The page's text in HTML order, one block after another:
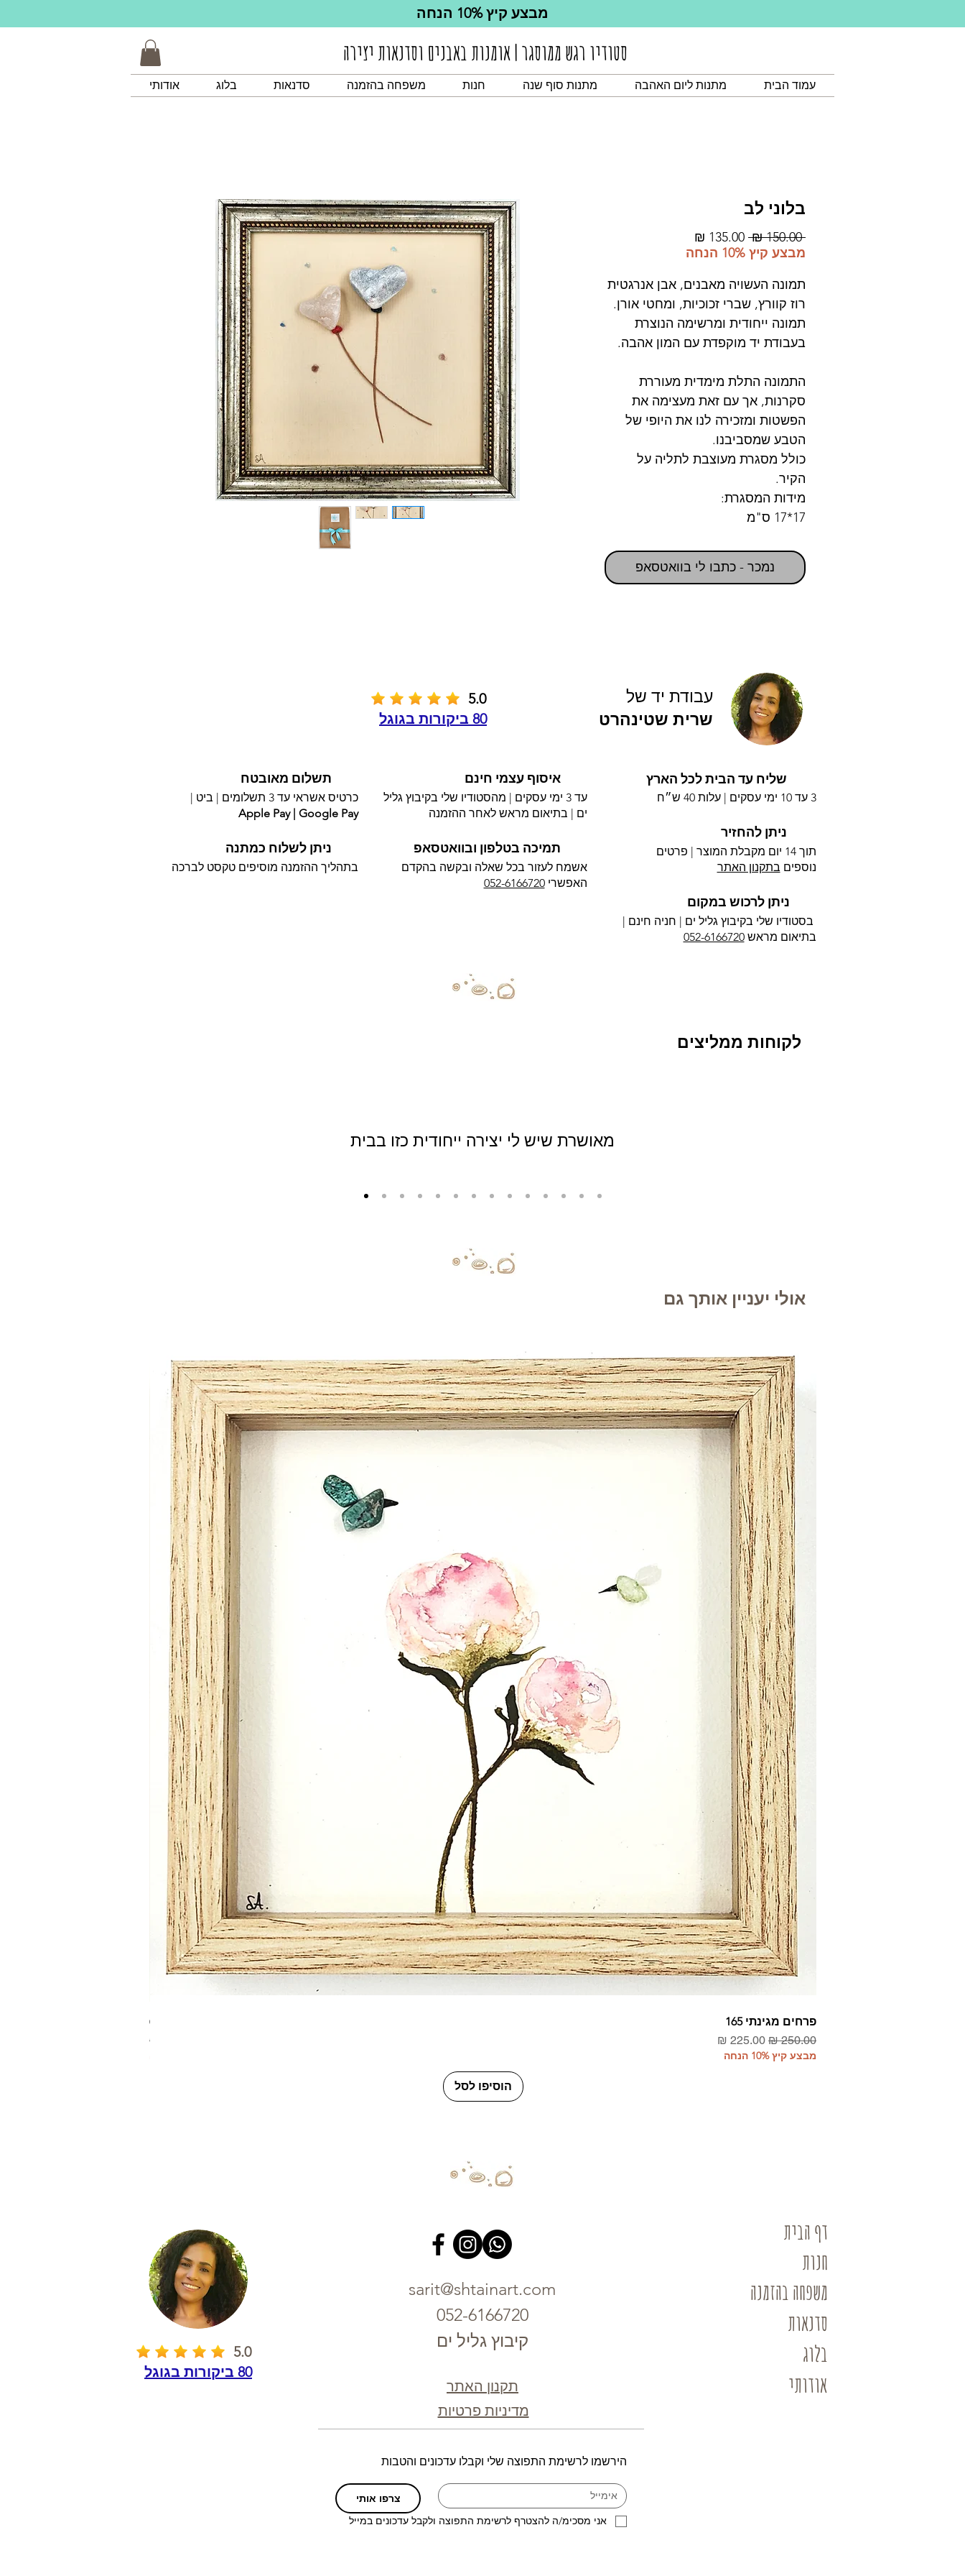
מבצע קיץ 10% הנחה
סטודיו רגש ממוסגר | אומנות באבנים וסדנאות יצירה
עמוד הבית מתנות ליום האהבה מתנות סוף שנה חנות משפחה בהזמנה סדנאות בלוג אודותי
בלוני לב
‏150.00 ‏₪
מחיר
רגיל
מבצע
מבצע קיץ 10% הנחה
תמונה העשויה מאבנים, אבן אנרגטית
רוז קוורץ, שברי זכוכיות, ומחטי אורן.
תמונה ייחודית ומרשימה הנוצרת
בעבודת יד מוקפדת עם המון אהבה.
התמונה התלת מימדית מעוררת
סקרנות, אך עם זאת מעצימה את
הפשטות ומזכירה לנו את היופי של
הטבע שמסביבנו.
כולל מסגרת מעוצבת לתליה על
הקיר.
מידות המסגרת:
17*17 ס"מ
נמכר - כתבו לי בוואטסאפ
5.0
80 ביקורות בגוגל
עבודת יד של
שרית שטינהרט
שליח עד הבית לכל הארץ
3 עד 10 ימי עסקים | עלות 40 ש״ח
ניתן להחזיר
תוך 14 יום מקבלת המוצר | פרטים
נוספים בתקנון האתר
ניתן לרכוש במקום
בסטודיו שלי בקיבוץ גליל ים | חניה חינם |
בתיאום מראש052-6166720
איסוף עצמי חינם
עד 3 ימי עסקים | מהסטודיו שלי בקיבוץ גליל
ים | בתיאום מראש לאחר ההזמנה
תמיכה בטלפון ובוואטסאפ
אשמח לעזור בכל שאלה ובקשה בהקדם
האפשרי​ 052-6166720
תשלום מאובטח
כרטיס אשראי עד 3 תשלומים |
ביט |
Apple Pay | Google Pay
ניתן לשלוח כמתנה
בתהליך ההזמנה מוסיפים טקסט לברכה
לקוחות ממליצים
מאושרת שיש לי יצירה ייחודית כזו בבית
אולי יעניין אותך גם
פרחים מגינתי 165
מחיר רגיל מחיר מבצע
מבצע קיץ 10% הנחה
הוסיפו לסל
פרחים מגינתי 164
מחיר רגיל
5.0
80 ביקורות בגוגל
sarit@shtainart.com
052-6166720
קיבוץ גליל ים
תקנון האתר
מדיניות פרטיות
דף הבית
חנות
משפחה בהזמנה
סדנאות
בלוג
אודותי
הירשמו לרשימת התפוצה שלי וקבלו עדכונים והטבות
צרפו אותי
אני מסכימ/ה להצטרף לרשימת התפוצה ולקבל עדכונים במייל